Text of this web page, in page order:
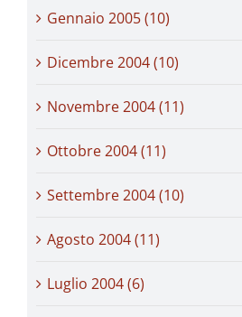
Gennaio 2005 (10)
Dicembre 2004 (10)
Novembre 2004 (11)
Ottobre 2004 (11)
Settembre 2004 (10)
Agosto 2004 (11)
Luglio 2004 (6)